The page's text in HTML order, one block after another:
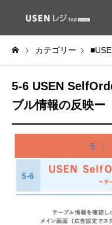
カテゴリー
5-6 USEN
ブル情報の反映ー